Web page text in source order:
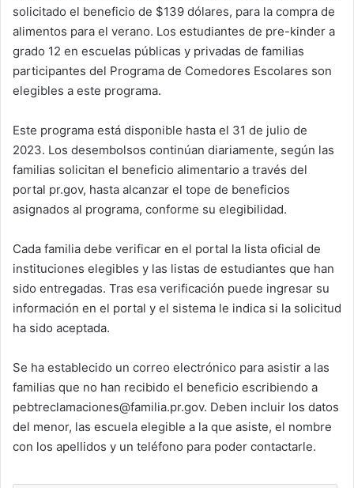
solicitado el beneficio de $139 dólares, para la compra de
alimentos para el verano. Los estudiantes de pre-kinder a
grado 12 en escuelas públicas y privadas de familias
participantes del Programa de Comedores Escolares son
elegibles a este programa.
Este programa está disponible hasta el 31 de julio de
2023. Los desembolsos continúan diariamente, según las
familias solicitan el beneficio alimentario a través del
portal pr.gov, hasta alcanzar el tope de beneficios
asignados al programa, conforme su elegibilidad.
Cada familia debe verificar en el portal la lista oficial de
instituciones elegibles y las listas de estudiantes que han
sido entregadas. Tras esa verificación puede ingresar su
información en el portal y el sistema le indica si la solicitud
ha sido aceptada.
Se ha establecido un correo electrónico para asistir a las
familias que no han recibido el beneficio escribiendo a
pebtreclamaciones@familia.pr.gov. Deben incluir los datos
del menor, las escuela elegible a la que asiste, el nombre
con los apellidos y un teléfono para poder contactarle.